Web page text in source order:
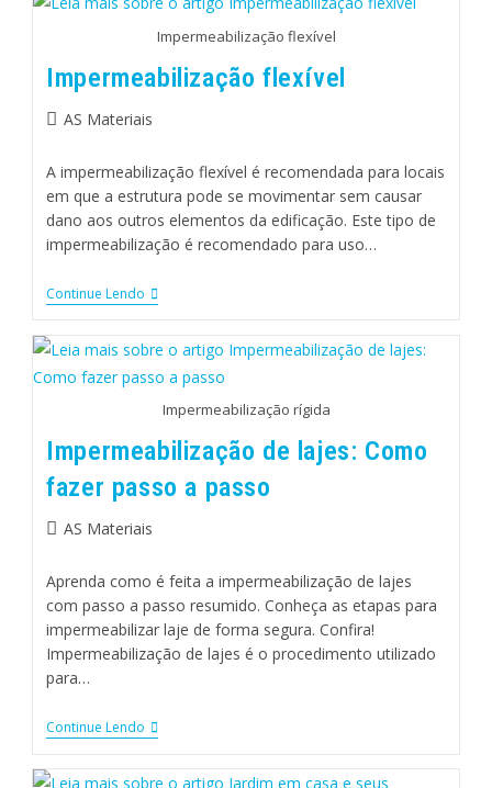
Impermeabilização flexível
Impermeabilização flexível
AS Materiais
A impermeabilização flexível é recomendada para locais
em que a estrutura pode se movimentar sem causar
dano aos outros elementos da edificação. Este tipo de
impermeabilização é recomendado para uso…
Continue Lendo
Impermeabilização rígida
Impermeabilização de lajes: Como
fazer passo a passo
AS Materiais
Aprenda como é feita a impermeabilização de lajes
com passo a passo resumido. Conheça as etapas para
impermeabilizar laje de forma segura. Confira!
Impermeabilização de lajes é o procedimento utilizado
para…
Continue Lendo